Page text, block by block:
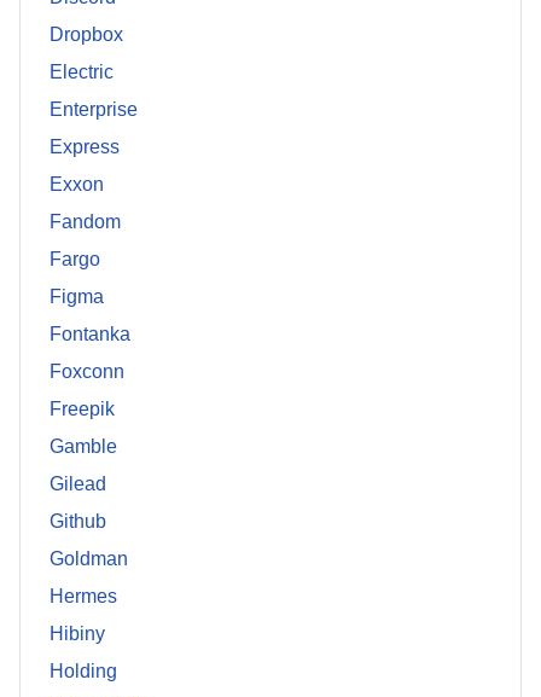
Dropbox
Electric
Enterprise
Express
Exxon
Fandom
Fargo
Figma
Fontanka
Foxconn
Freepik
Gamble
Gilead
Github
Goldman
Hermes
Hibiny
Holding